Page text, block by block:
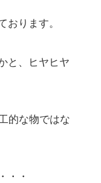
おります。
と、ヒヤヒヤ
的な物ではな
・・